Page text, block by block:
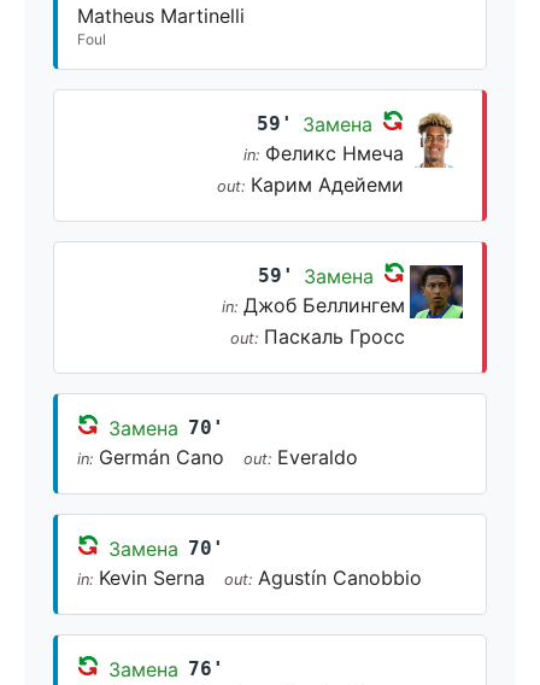
Matheus Martinelli
Foul
59' Замена
in: Феликс Нмеча
out: Карим Адейеми
59' Замена
in: Джоб Беллингем
out: Паскаль Гросс
Замена 70'
in: Germán Cano out: Everaldo
Замена 70'
in: Kevin Serna out: Agustín Canobbio
Замена 76'